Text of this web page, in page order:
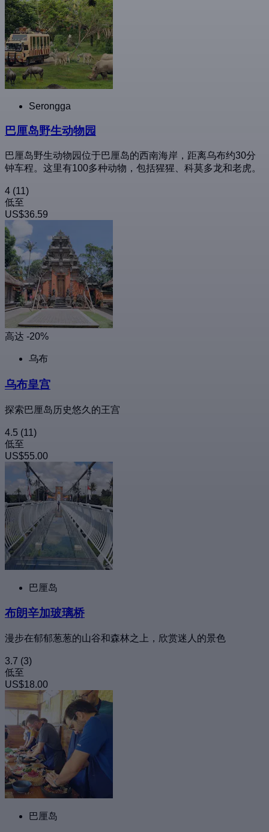
Serongga
巴厘岛野生动物园
巴厘岛野生动物园位于巴厘岛的西南海岸，距离乌布约30分
钟车程。这里有100多种动物，包括猩猩、科莫多龙和老虎。
4 (11)
低至
US$36.59
高达 -20%
乌布
乌布皇宫
探索巴厘岛历史悠久的王宫
4.5 (11)
低至
US$55.00
巴厘岛
布朗辛加玻璃桥
漫步在郁郁葱葱的山谷和森林之上，欣赏迷人的景色
3.7 (3)
低至
US$18.00
巴厘岛